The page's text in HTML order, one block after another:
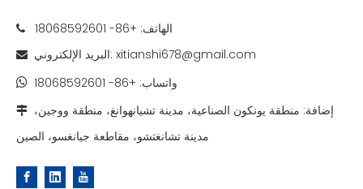
 الهاتف: +86- 18068592601
 البريد الإلكتروني: xitianshi678@gmail.com
 واتساب: +86- 18068592601

مدينة تشانغتشو، مقاطعة جيانغسو، الصين